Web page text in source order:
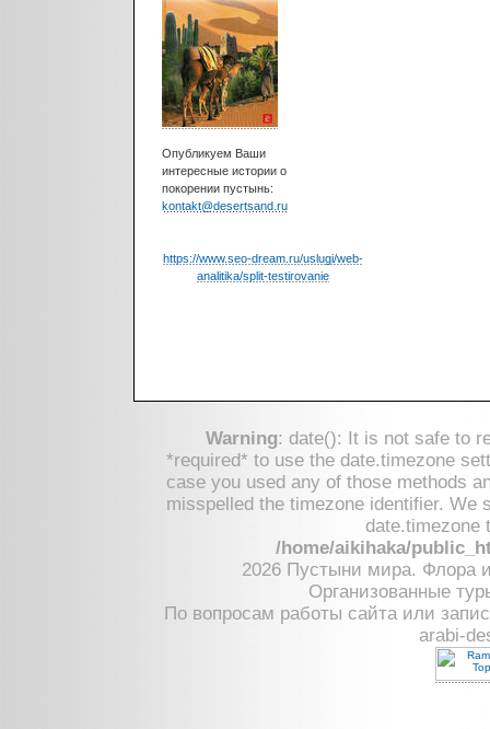
Опубликуем Ваши
интересные истории о
покорении пустынь:
kontakt@desertsand.ru
https://www.seo-dream.ru/uslugi/web-
analitika/split-testirovanie
Warning: date(): It is not safe to
*required* to use the date.timezone
case you used any of those methods
misspelled the timezone identifier. We
date.timezone
/home/aikihaka/
2026 Пустыни мира. Флора
Организованные
По вопросам работы сайта или
arabi-